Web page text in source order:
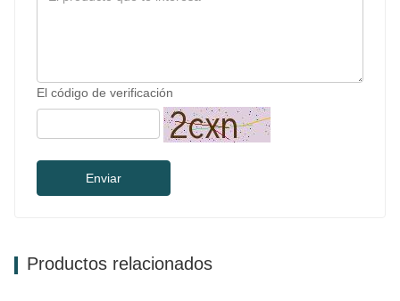
El código de verificación
Enviar
Productos relacionados